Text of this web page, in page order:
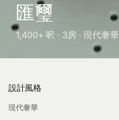
匯璽
1,400+ 呎 · 3房 · 現代奢華
設計風格
現代奢華